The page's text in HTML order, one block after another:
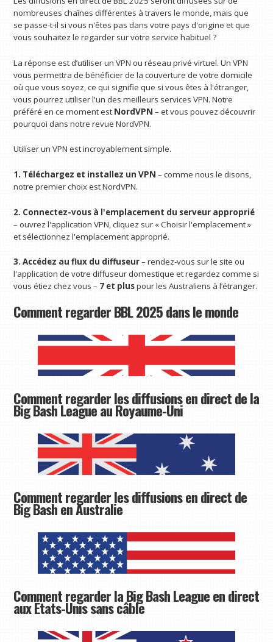
nombreuses chaînes différentes à travers le monde, mais que
se passe-t-il si vous n'êtes pas dans votre pays d'origine et que
vous souhaitez le regarder sur votre service habituel ?
La réponse est d’utiliser un VPN ou réseau privé virtuel. Un VPN
vous permettra de bénéficier de la couverture de votre domicile
où que vous soyez, ce qui signifie que si vous êtes à l'étranger,
vous pourrez utiliser l'un des meilleurs services VPN. Notre
préféré en ce moment est NordVPN – et vous pouvez découvrir
pourquoi dans notre revue NordVPN.
Utiliser un VPN est incroyablement simple.
1. Téléchargez et installez un VPN – comme nous le disons,
notre premier choix est NordVPN.
2. Connectez-vous à l'emplacement du serveur approprié
– ouvrez l'application VPN, cliquez sur « Choisir l'emplacement »
et sélectionnez l'emplacement approprié.
3. Accédez au flux du diffuseur– rendez-vous sur le site ou
l'application de votre diffuseur domestique et regardez comme si
vous étiez chez vous – 7 et pluspour les Australiens à l’étranger.
Comment regarder BBL 2025 dans le monde
Comment regarder les diffusions en direct de la
Big Bash League au Royaume-Uni
Comment regarder les diffusions en direct de
Big Bash en Australie
Comment regarder la Big Bash League en direct
aux États-Unis sans câble